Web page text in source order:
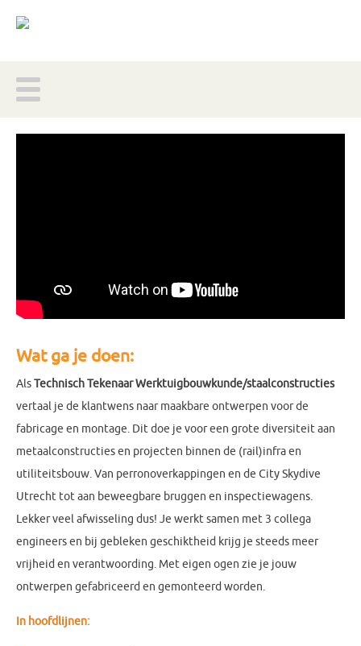
Wat ga je doen:
AlsTechnisch Tekenaar Werktuigbouwkunde/staalconstructies
vertaal je de klantwens naar maakbare ontwerpen voor de
fabricage en montage. Dit doe je voor een grote diversiteit aan
metaalconstructies en projecten binnen de (rail)infra en
utiliteitsbouw. Van perronoverkappingen en de City Skydive
Utrecht tot aan beweegbare bruggen en inspectiewagens.
Lekker veel afwisseling dus! Je werkt samen met 3 collega
engineers en bij gebleken geschiktheid krijg je steeds meer
vrijheid en verantwoording. Met eigen ogen zie je jouw
ontwerpen gefabriceerd en gemonteerd worden.
In hoofdlijnen: